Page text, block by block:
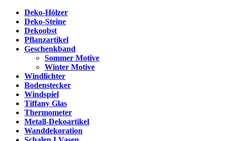
Deko-Hölzer
Deko-Steine
Dekoobst
Pflanzartikel
Geschenkband
Sommer Motive
Winter Motive
Windlichter
Bodenstecker
Windspiel
Tiffany Glas
Thermometer
Metall-Dekoartikel
Wanddekoration